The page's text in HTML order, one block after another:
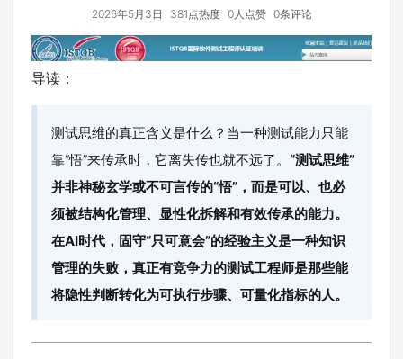
2026年5月3日 381点热度 0人点赞 0条评论
导读：
测试思维的真正含义是什么？当一种测试能力只能
靠“悟”来传承时，它离失传也就不远了。 “测试思维”
并非神秘玄学或不可言传的“悟”，而是可以、也必
须被结构化管理、显性化拆解和有效传承的能力。
在AI时代，固守“只可意会”的经验主义是一种知识
管理的失败，真正有竞争力的测试工程师是那些能
将隐性判断转化为可执行步骤、可量化指标的人。